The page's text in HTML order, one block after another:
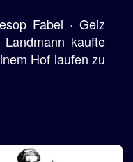
Fabel · Geiz
kaufte
Hof laufen zu